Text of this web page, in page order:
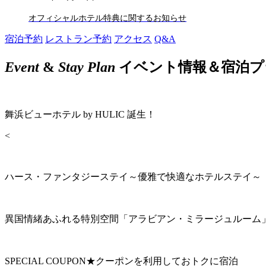
オフィシャルホテル特典に関するお知らせ
宿泊予約 レストラン予約 アクセス Q&A
Event& Stay Plan イベント情報＆宿泊
舞浜ビューホテル by HULIC 誕生！
<
ハース・ファンタジーステイ～優雅で快適なホテルステイ～
異国情緒あふれる特別空間「アラビアン・ミラージュルーム
SPECIAL COUPON★クーポンを利用しておトクに宿泊